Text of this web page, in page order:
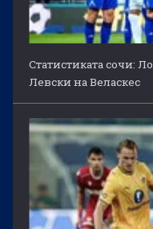
Статистиката сочи:
Левски на Веласкес